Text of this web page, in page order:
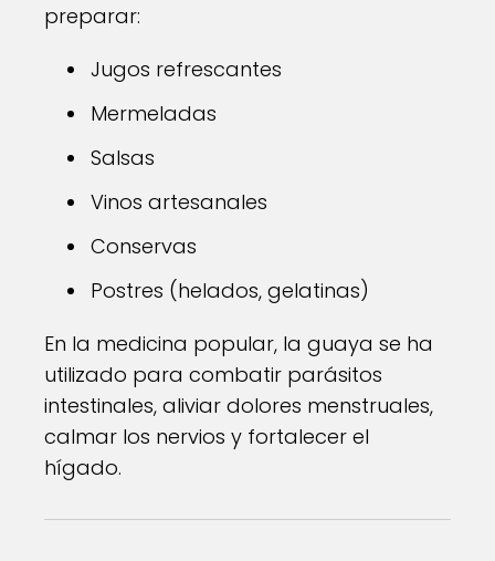
preparar:
Jugos refrescantes
Mermeladas
Salsas
Vinos artesanales
Conservas
Postres (helados, gelatinas)
En la medicina popular, la guaya se ha
utilizado para combatir parásitos
intestinales, aliviar dolores menstruales,
calmar los nervios y fortalecer el
hígado.